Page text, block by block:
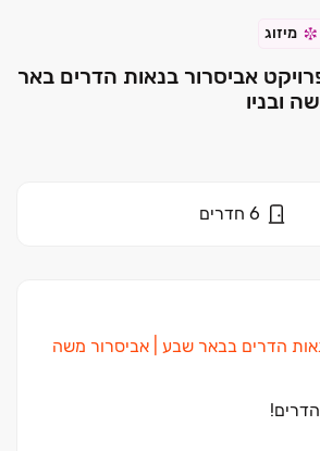
מיזוג
בפרויקט אביסרור בנאות הדרים באר
ובניו
6 חדרים
הדרים בבאר שבע ‏| אביסרור משה
!